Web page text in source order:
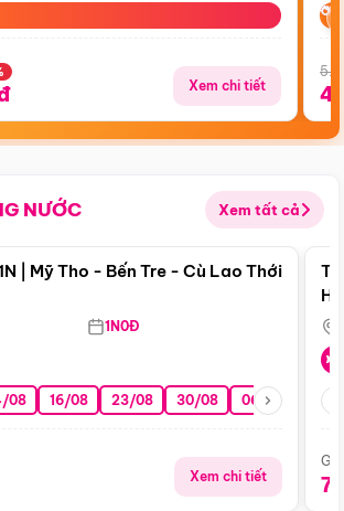
Xem chi tiết
NƯỚC Xem tất cả
Điểm nổi bật
| Mỹ Tho - Bến Tre - Cù Lao Thới
1N0Đ
08 16/08 23/08 30/08 06/09 13/09
Xem chi tiết